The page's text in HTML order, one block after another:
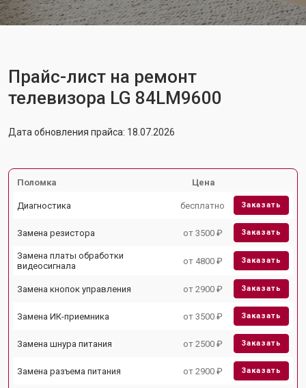
Прайс-лист на ремонт
телевизора LG 84LM9600
Дата обновления прайса: 18.07.2026
Поломка Цена
Диагностика бесплатно Заказать
Замена резистора от 3500 ₽ Заказать
Замена платы обработки
видеосигнала
от 4800 ₽ Заказать
Замена кнопок управления от 2900 ₽ Заказать
Замена ИК-приемника от 3500 ₽ Заказать
Замена шнура питания от 2500 ₽ Заказать
Замена разъема питания от 2900 ₽ Заказать